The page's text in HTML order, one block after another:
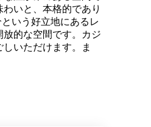
いと、本格的であり
いう好立地にあるレ
的な空間です。カジ
いただけます。ま